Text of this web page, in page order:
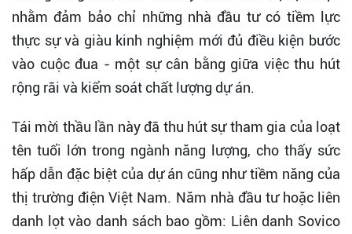
nhằm đảm bảo chỉ những nhà đầu tư có tiềm lực
thực sự và giàu kinh nghiệm mới đủ điều kiện bước
vào cuộc đua - một sự cân bằng giữa việc thu hút
rộng rãi và kiểm soát chất lượng dự án.
Tái mời thầu lần này đã thu hút sự tham gia của loạt
tên tuổi lớn trong ngành năng lượng, cho thấy sức
hấp dẫn đặc biệt của dự án cũng như tiềm năng của
thị trường điện Việt Nam. Năm nhà đầu tư hoặc liên
danh lọt vào danh sách bao gồm: Liên danh Sovico